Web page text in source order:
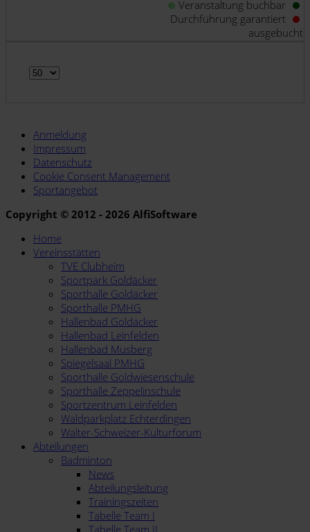
Veranstaltung buchbar
Durchführung garantiert
ausgebucht
Anmeldung
Impressum
Datenschutz
Cookie Consent Management
Sportangebot
Copyright © 2012 - 2026 AlfiSoftware
Home
Vereinsstätten
TVE Clubheim
Sportpark Goldäcker
Sporthalle Goldäcker
Sporthalle PMHG
Hallenbad Goldäcker
Hallenbad Leinfelden
Hallenbad Musberg
Spiegelsaal PMHG
Sporthalle Goldwiesenschule
Sporthalle Zeppelinschule
Sportzentrum Leinfelden
Waldparkplatz Echterdingen
Walter-Schweizer-Kulturforum
Abteilungen
Badminton
News
Abteilungsleitung
Trainingszeiten
Tabelle Team I